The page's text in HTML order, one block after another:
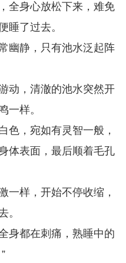
全身心放松下来，难免
睡了过去。
幽静，只有池水泛起阵
动，清澈的池水突然开
一样。
色，宛如有灵智一般，
体表面，最后顺着毛孔
一样，开始不停收缩，
。
身都在刺痛，熟睡中的